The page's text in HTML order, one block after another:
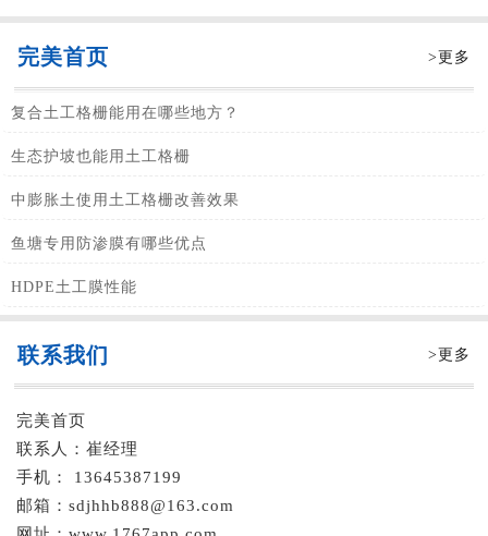
完美首页 >更多
复合土工格栅能用在哪些地方？
生态护坡也能用土工格栅
中膨胀土使用土工格栅改善效果
鱼塘专用防渗膜有哪些优点
HDPE土工膜性能
联系我们 >更多
完美首页
联系人：崔经理
手机： 13645387199
邮箱：sdjhhb888@163.com